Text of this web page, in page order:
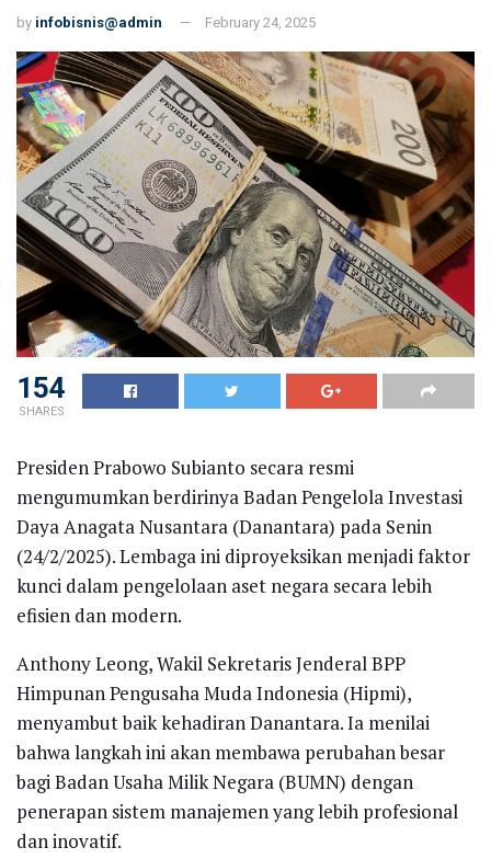
by infobisnis@admin February 24, 2025
154
SHARES
Presiden Prabowo Subianto secara resmi
mengumumkan berdirinya Badan Pengelola Investasi
Daya Anagata Nusantara (Danantara) pada Senin
(24/2/2025). Lembaga ini diproyeksikan menjadi faktor
kunci dalam pengelolaan aset negara secara lebih
efisien dan modern.
Anthony Leong, Wakil Sekretaris Jenderal BPP
Himpunan Pengusaha Muda Indonesia (Hipmi),
menyambut baik kehadiran Danantara. Ia menilai
bahwa langkah ini akan membawa perubahan besar
bagi Badan Usaha Milik Negara (BUMN) dengan
penerapan sistem manajemen yang lebih profesional
dan inovatif.